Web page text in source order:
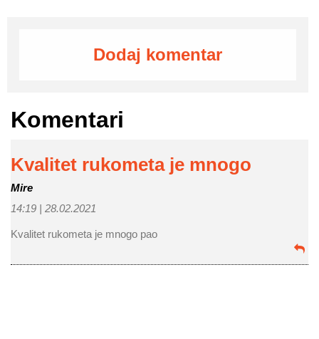
Dodaj komentar
Komentari
Kvalitet rukometa je mnogo
Mire
14:19 | 28.02.2021
Kvalitet rukometa je mnogo pao